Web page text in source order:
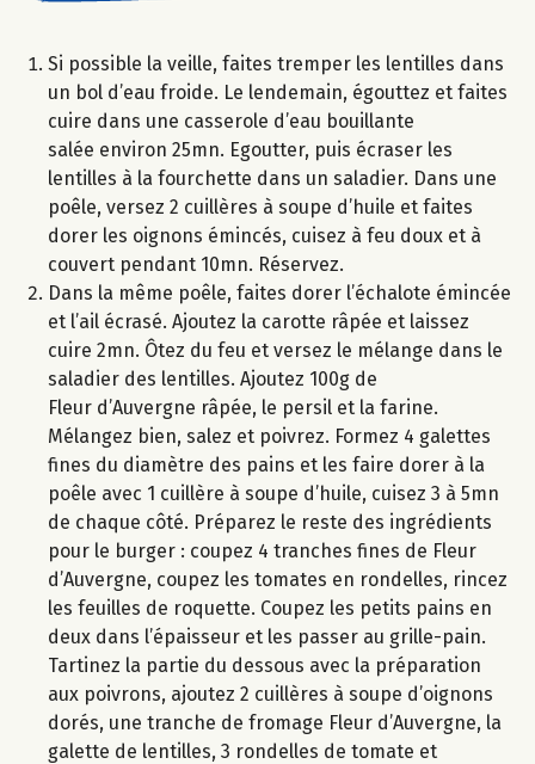
Si possible la veille, faites tremper les lentilles dans
un bol d’eau froide. Le lendemain, égouttez et faites
cuire dans une casserole d’eau bouillante
salée environ 25mn. Egoutter, puis écraser les
lentilles à la fourchette dans un saladier. Dans une
poêle, versez 2 cuillères à soupe d’huile et faites
dorer les oignons émincés, cuisez à feu doux et à
couvert pendant 10mn. Réservez.
Dans la même poêle, faites dorer l’échalote émincée
et l’ail écrasé. Ajoutez la carotte râpée et laissez
cuire 2mn. Ôtez du feu et versez le mélange dans le
saladier des lentilles. Ajoutez 100g de
Fleur d’Auvergne râpée, le persil et la farine.
Mélangez bien, salez et poivrez. Formez 4 galettes
fines du diamètre des pains et les faire dorer à la
poêle avec 1 cuillère à soupe d’huile, cuisez 3 à 5mn
de chaque côté. Préparez le reste des ingrédients
pour le burger : coupez 4 tranches fines de Fleur
d’Auvergne, coupez les tomates en rondelles, rincez
les feuilles de roquette. Coupez les petits pains en
deux dans l’épaisseur et les passer au grille-pain.
Tartinez la partie du dessous avec la préparation
aux poivrons, ajoutez 2 cuillères à soupe d’oignons
dorés, une tranche de fromage Fleur d’Auvergne, la
galette de lentilles, 3 rondelles de tomate et